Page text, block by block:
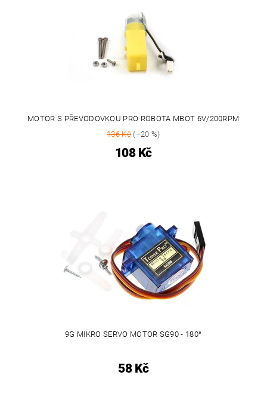
MOTOR S PŘEVODOVKOU PRO ROBOTA MBOT 6V/200RPM
136 Kč(–20 %)
108 Kč
9G MIKRO SERVO MOTOR SG90 - 180°
58 Kč